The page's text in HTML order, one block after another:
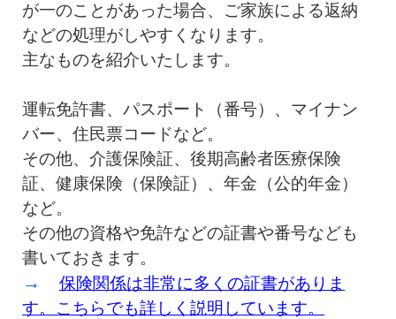
が一のことがあった場合、ご家族による返納
などの処理がしやすくなります。
主なものを紹介いたします。
運転免許書、パスポート（番号）、マイナン
バー、住民票コードなど。
その他、介護保険証、後期高齢者医療保険
証、健康保険（保険証）、年金（公的年金）
など。
その他の資格や免許などの証書や番号なども
書いておきます。
→ 保険関係は非常に多くの証書がありま
す。こちらでも詳しく説明しています。